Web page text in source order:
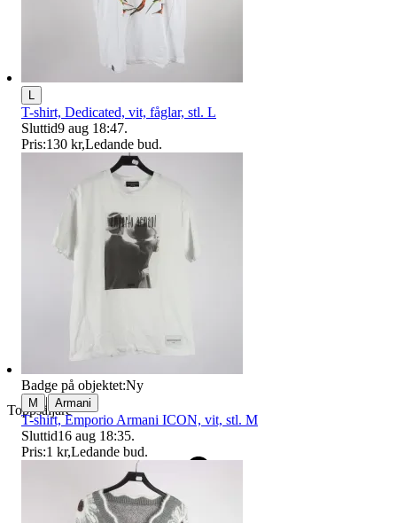
Toppsäljare
T-shirt, Dedicated, vit, fåglar, stl. L
Sluttid9 aug 18:47.
Pris:130 kr,Ledande bud.
Badge på objektet:Ny
M | Armani
T-shirt, Emporio Armani ICON, vit, stl. M
Sluttid16 aug 18:35.
Pris:1 kr,Ledande bud.